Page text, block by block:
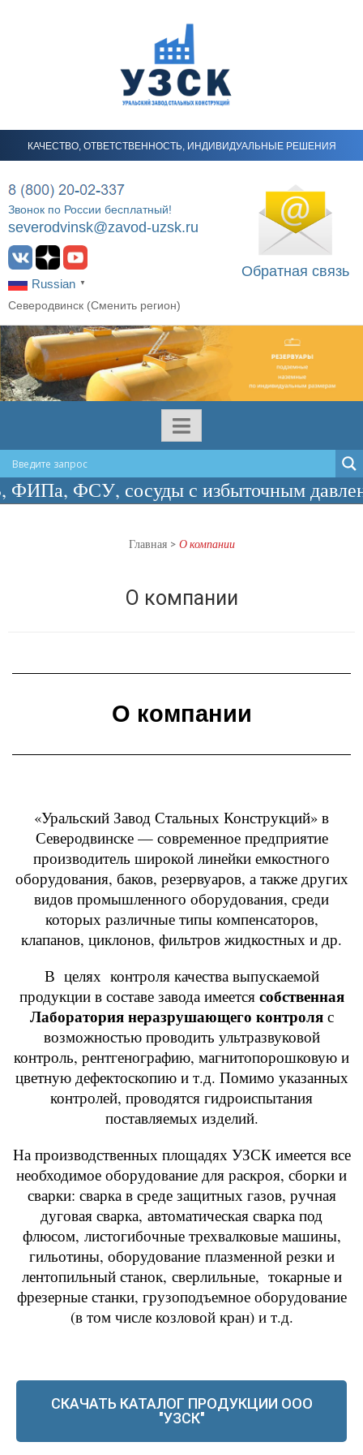
КАЧЕСТВО, ОТВЕТСТВЕННОСТЬ, ИНДИВИДУАЛЬНЫЕ РЕШЕНИЯ
Звонок по России бесплатный!
severodvinsk@zavod-uzsk.ru
Russian ▼
Обратная связь
Северодвинск (Сменить регион)
ФСУ, сосуды с избыточным
Главная > О компании
О компании
О компании
«Уральский Завод Стальных Конструкций» в
Северодвинске — современное предприятие
производитель широкой линейки емкостного
оборудования, баков, резервуаров, а также других
видов промышленного оборудования, среди
которых различные типы компенсаторов,
клапанов, циклонов, фильтров жидкостных и др.
В целях контроля качества выпускаемой
продукции в составе завода имеется собственная
Лаборатория неразрушающего контроляс
возможностью проводить ультразвуковой
контроль, рентгенографию, магнитопорошковую и
цветную дефектоскопию и т.д. Помимо указанных
контролей, проводятся гидроиспытания
поставляемых изделий.
На производственных площадях УЗСК имеется все
необходимое оборудование для раскроя, сборки и
сварки: сварка в среде защитных газов, ручная
дуговая сварка, автоматическая сварка под
флюсом, листогибочные трехвалковые машины,
гильотины, оборудование плазменной резки и
лентопильный станок, сверлильные, токарные и
фрезерные станки, грузоподъемное оборудование
(в том числе козловой кран) и т.д.
СКАЧАТЬ КАТАЛОГ ПРОДУКЦИИ ООО
"УЗСК"